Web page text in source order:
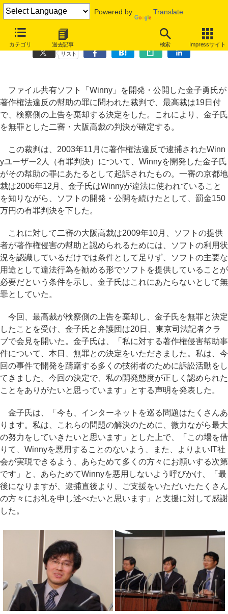
Powered by Translate
カテゴリ 過去記事 検索 Impressサイト
「Winny」開発者の無罪確定へ、最高裁が検察側の上告を棄却
リスト
ファイル共有ソフト「Winny」を開発・公開した金子勇氏が
著作権法違反の幇助の罪に問われた裁判で、最高裁は19日付
で、検察側の上告を棄却する決定をした。これにより、金子氏
を無罪とした二審・大阪高裁の判決が確定する。
この裁判は、2003年11月に著作権法違反で逮捕されたWinn
yユーザー2人（有罪判決）について、Winnyを開発した金子氏
がその幇助の罪にあたるとして起訴されたもの。一審の京都地
裁は2006年12月、金子氏はWinnyが違法に使われていること
を知りながら、ソフトの開発・公開を続けたとして、罰金150
万円の有罪判決を下した。
これに対して二審の大阪高裁は2009年10月、ソフトの提供
者が著作権侵害の幇助と認められるためには、ソフトの利用状
況を認識しているだけでは条件として足りず、ソフトの主要な
用途として違法行為を勧める形でソフトを提供していることが
必要だという条件を示し、金子氏はこれにあたらないとして無
罪としていた。
今回、最高裁が検察側の上告を棄却し、金子氏を無罪と決定
したことを受け、金子氏と弁護団は20日、東京司法記者クラ
ブで会見を開いた。金子氏は、「私に対する著作権侵害幇助事
件について、本日、無罪との決定をいただきました。私は、今
回の事件で開発を躊躇する多くの技術者のために訴訟活動をし
てきました。今回の決定で、私の開発態度が正しく認められた
ことをありがたいと思っています」とする声明を発表した。
金子氏は、「今も、インターネットを巡る問題はたくさんあ
ります。私は、これらの問題の解決のために、微力ながら最大
の努力をしていきたいと思います」とした上で、「この場を借
りて、Winnyを悪用することのないよう、また、よりよいIT社
会が実現できるよう、あらためて多くの方々にお願いする次第
です」と、あらためてWinnyを悪用しないよう呼びかけ、「最
後になりますが、逮捕直後より、ご支援をいただいたたくさん
の方々にお礼を申し述べたいと思います」と支援に対して感謝
した。